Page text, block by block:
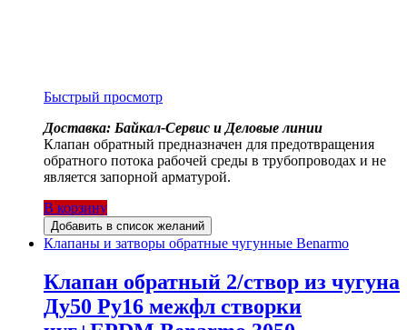
Быстрый просмотр
Доставка: Байкал-Сервис и Деловые линии
Клапан обратный предназначен для предотвращения
обратного потока рабочей среды в трубопроводах и не
является запорной арматурой.
В корзину
Добавить в список желаний
Клапаны и затворы обратные чугунные Benarmo
Клапан обратный 2/створ из чугуна
Ду50 Ру16 межфл створки